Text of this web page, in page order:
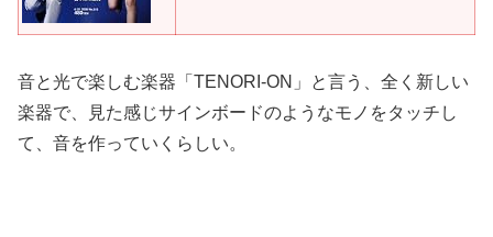
音と光で楽しむ楽器「TENORI-ON」と言う、全く新しい
楽器で、見た感じサインボードのようなモノをタッチし
て、音を作っていくらしい。